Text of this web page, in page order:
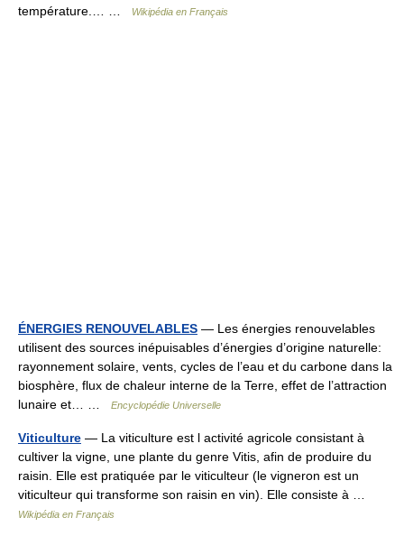
température.… …
Wikipédia en Français
ÉNERGIES RENOUVELABLES — Les énergies renouvelables
utilisent des sources inépuisables d’énergies d’origine naturelle:
rayonnement solaire, vents, cycles de l’eau et du carbone dans la
biosphère, flux de chaleur interne de la Terre, effet de l’attraction
lunaire et… …
Encyclopédie Universelle
Viticulture — La viticulture est l activité agricole consistant à
cultiver la vigne, une plante du genre Vitis, afin de produire du
raisin. Elle est pratiquée par le viticulteur (le vigneron est un
viticulteur qui transforme son raisin en vin). Elle consiste à …
Wikipédia en Français